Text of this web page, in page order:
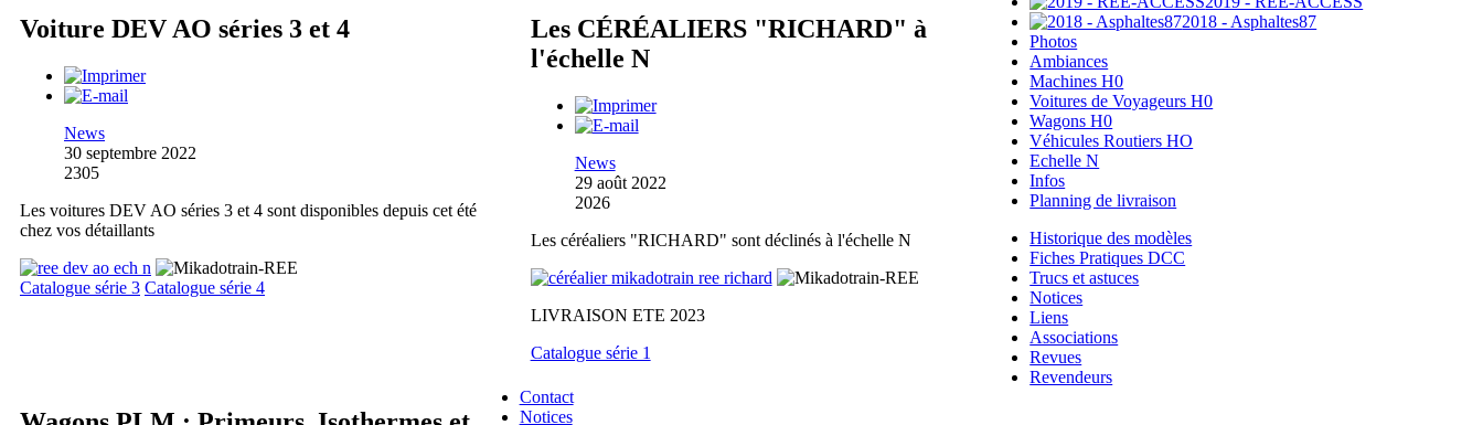
Voiture DEV AO séries 3 et 4
News
30 septembre 2022
2305
Les voitures DEV AO séries 3 et 4 sont disponibles depuis cet été
chez vos détaillants
Catalogue série 3 Catalogue série 4
Les CÉRÉALIERS "RICHARD" à
l'échelle N
News
29 août 2022
2026
Les céréaliers "RICHARD" sont déclinés à l'échelle N
LIVRAISON ETE 2023
Catalogue série 1
2018 - Asphaltes87
Photos
Ambiances
Machines H0
Voitures de Voyageurs H0
Wagons H0
Véhicules Routiers HO
Echelle N
Infos
Planning de livraison
Historique des modèles
Fiches Pratiques DCC
Trucs et astuces
Notices
Liens
Associations
Revues
Revendeurs
Contact
Notices